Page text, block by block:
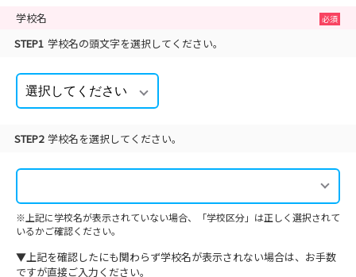
学校名
STEP1 学校名の頭文字を選択してください。
STEP2 学校名を選択してください。
※上記に学校名が表示されていない場合、「学校区分」は正しく選択されて
いるかご確認ください。
▼上記を確認したにも関わらず学校名が表示されない場合は、お手数
ですが直接ご入力ください。